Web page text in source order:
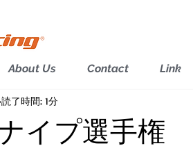
イプ選手権
読了時間: 1分
About Us Contact Link